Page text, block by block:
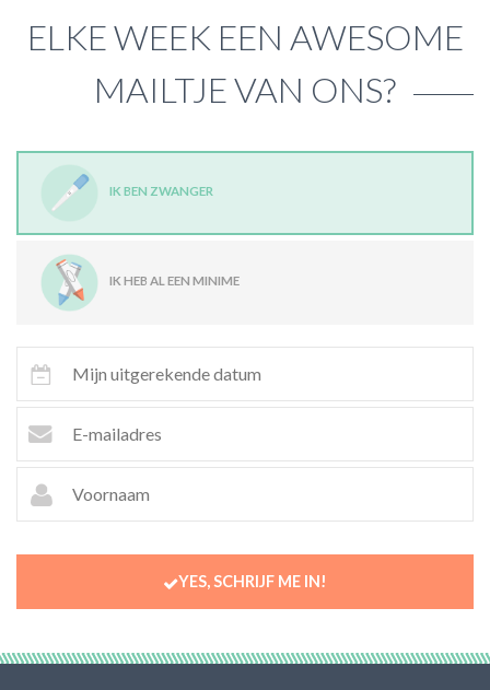
ELKE WEEK EEN AWESOME
MAILTJE VAN ONS?
IK BEN ZWANGER
IK HEB AL EEN MINIME
YES, SCHRIJF ME IN!